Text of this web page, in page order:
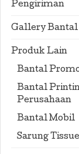
Pengiriman
Gallery Bantal
Produk Lain
Bantal
Bantal
Perusahaan
Bantal Mobil
Sarung